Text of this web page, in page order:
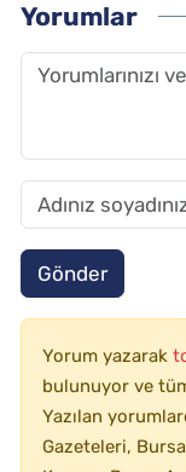
Yorumlar
Gönder
Yorum yazarak
bulunuyor ve
Yazılan
Gazeteleri,